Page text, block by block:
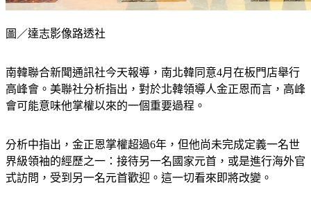
高峰會。美聯社分析指出，對於北韓領導人金正恩而言，高峰
會可能意味他掌權以來的一個重要過程。
界級領袖的經歷之一：接待另一名國家元首，或是進行海外官
式訪問，受到另一名元首歡迎。這一切看來即將改變。